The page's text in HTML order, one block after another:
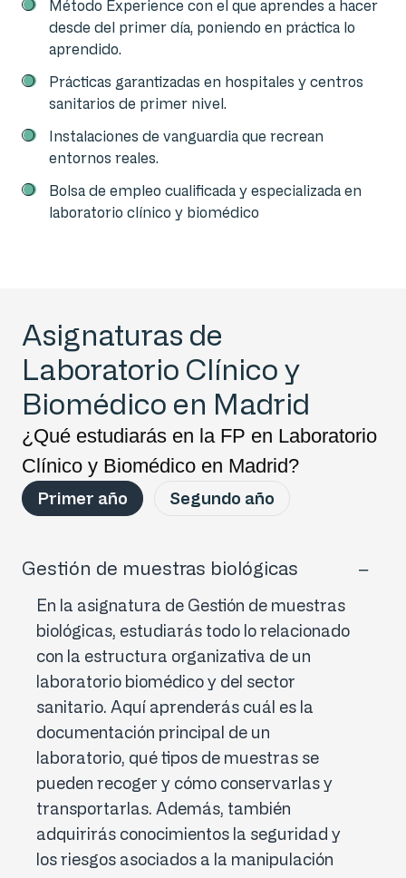
Método Experience con el que aprendes a hacer
desde del primer día, poniendo en práctica lo
aprendido.
Prácticas garantizadas en hospitales y centros
sanitarios de primer nivel.
Instalaciones de vanguardia que recrean
entornos reales.
Bolsa de empleo cualificada y especializada en
laboratorio clínico y biomédico
Asignaturas de
Laboratorio Clínico y
Biomédico en Madrid
¿Qué estudiarás en la FP en Laboratorio
Clínico y Biomédico en Madrid?
Primer año
Gestión de muestras biológicas
En la asignatura de Gestión de muestras
biológicas, estudiarás todo lo relacionado
con la estructura organizativa de un
laboratorio biomédico y del sector
sanitario. Aquí aprenderás cuál es la
documentación principal de un
laboratorio, qué tipos de muestras se
pueden recoger y cómo conservarlas y
transportarlas. Además, también
adquirirás conocimientos la seguridad y
los riesgos asociados a la manipulación
Segundo año